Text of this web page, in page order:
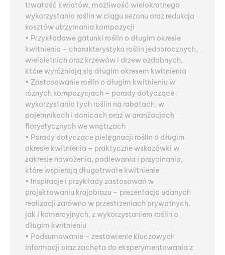
trwałość kwiatów, możliwość wielokrotnego
wykorzystania roślin w ciągu sezonu oraz redukcja
kosztów utrzymania kompozycji
• Przykładowe gatunki roślin o długim okresie
kwitnienia – charakterystyka roślin jednorocznych,
wieloletnich oraz krzewów i drzew ozdobnych,
które wyróżniają się długim okresem kwitnienia
• Zastosowanie roślin o długim kwitnieniu w
różnych kompozycjach – porady dotyczące
wykorzystania tych roślin na rabatach, w
pojemnikach i donicach oraz w aranżacjach
florystycznych we wnętrzach
• Porady dotyczące pielęgnacji roślin o długim
okresie kwitnienia – praktyczne wskazówki w
zakresie nawożenia, podlewania i przycinania,
które wspierają długotrwałe kwitnienie
• Inspiracje i przykłady zastosowań w
projektowaniu krajobrazu – prezentacja udanych
realizacji zarówno w przestrzeniach prywatnych,
jak i komercyjnych, z wykorzystaniem roślin o
długim kwitnieniu
• Podsumowanie – zestawienie kluczowych
informacji oraz zachęta do eksperymentowania z